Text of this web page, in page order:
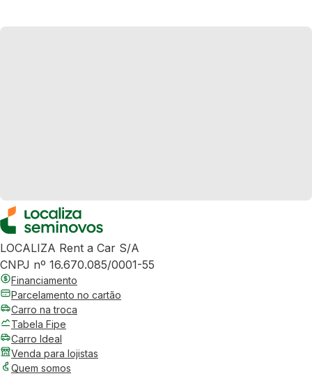
LOCALIZA Rent a Car S/A
CNPJ nº 16.670.085/0001-55
Financiamento
Parcelamento no cartão
Carro na troca
Tabela Fipe
Carro Ideal
Venda para lojistas
Quem somos